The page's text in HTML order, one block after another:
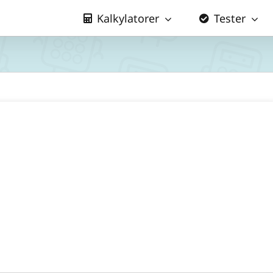
Kalkylatorer Tester